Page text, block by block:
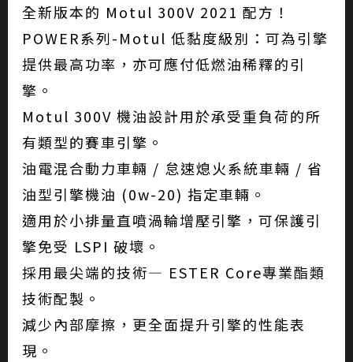
全新版本的 Motul 300V 2021 配方！
POWER系列-Motul 低黏度級別：可為引擎
提供最高功率，亦可應付低燃油稀釋的引
擎。
Motul 300V 機油設計用於承受重負荷的所
有類型的賽車引擎。
油電混合動力車輛 / 怠速熄火系統車輛 / 省
油型引擎機油 (0w-20) 指定車輛。
適用於小排量直噴渦輪增壓引擎，可保護引
擎免受 LSPI 破壞。
採用最尖端的技術— ESTER Core專業酯類
技術配製。
減少內部摩擦，更全面提升引擎的性能表
現。